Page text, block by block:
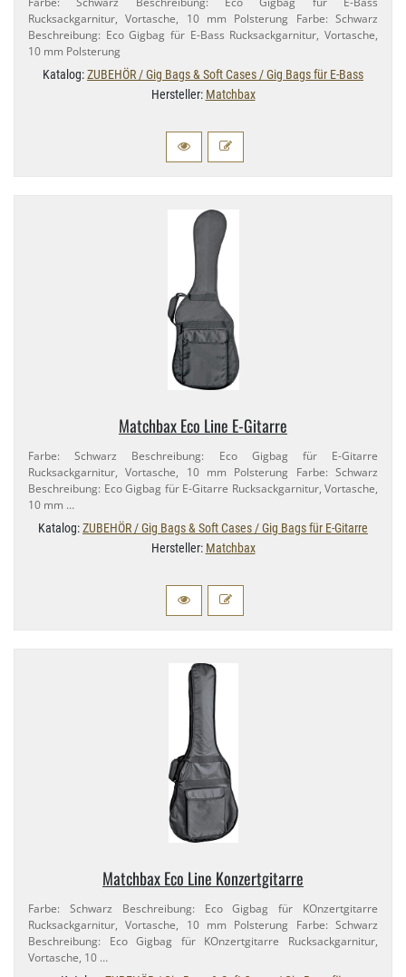
Rucksackgarnitur, Vortasche, 10 mm Polsterung Farbe: Schwarz
Beschreibung: Eco Gigbag für E-​Bass Rucksackgarnitur, Vortasche,
10 mm Polsterung
Katalog:ZUBEHÖR / Gig Bags & Soft Cases / Gig Bags für E-Bass
Hersteller: Matchbax
Matchbax Eco Line E-​Gitarre
Farbe: Schwarz Beschreibung: Eco Gigbag für E-​Gitarre
Rucksackgarnitur, Vortasche, 10 mm Polsterung Farbe: Schwarz
Beschreibung: Eco Gigbag für E-​Gitarre Rucksackgarnitur, Vortasche,
10 mm …
Katalog:ZUBEHÖR / Gig Bags & Soft Cases / Gig Bags für E-Gitarre
Hersteller: Matchbax
Matchbax Eco Line Konzertgitarre
Farbe: Schwarz Beschreibung: Eco Gigbag für KOnzertgitarre
Rucksackgarnitur, Vortasche, 10 mm Polsterung Farbe: Schwarz
Beschreibung: Eco Gigbag für KOnzertgitarre Rucksackgarnitur,
Vortasche, 10 …